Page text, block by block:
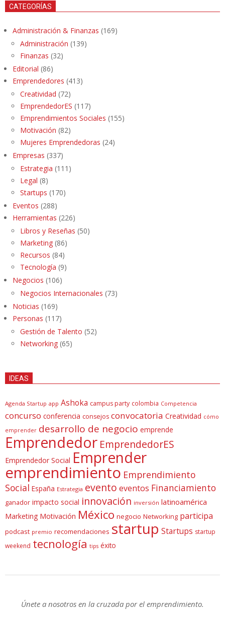
CATEGORÍAS
Administración & Finanzas (169)
Administración (139)
Finanzas (32)
Editorial (86)
Emprendedores (413)
Creatividad (72)
EmprendedorES (117)
Emprendimientos Sociales (155)
Motivación (82)
Mujeres Emprendedoras (24)
Empresas (337)
Estrategia (111)
Legal (8)
Startups (170)
Eventos (288)
Herramientas (226)
Libros y Reseñas (50)
Marketing (86)
Recursos (84)
Tecnología (9)
Negocios (106)
Negocios Internacionales (73)
Noticias (169)
Personas (117)
Gestión de Talento (52)
Networking (65)
IDEAS
Agenda Startup app Ashoka campus party colombia Competencia
concurso conferencia consejos convocatoria Creatividad cómo
emprender desarrollo de negocio emprende
Emprendedor EmprendedorES
Emprendedor Social Emprender
emprendimiento Emprendimiento
Social España Estrategia evento eventos Financiamiento
ganador impacto social innovación inversión latinoamérica
Marketing Motivación México negocio Networking participa
podcast premio recomendaciones startup Startups startup
weekend tecnología tips éxito
Únete a nosotros en la cruzada por el emprendimiento.